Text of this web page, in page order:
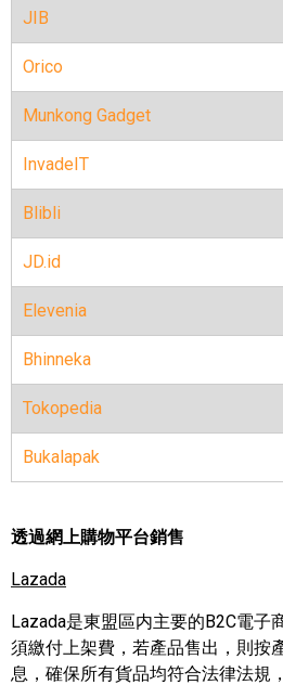
JIB
Orico
Munkong Gadget
InvadeIT
Blibli
JD.id
Elevenia
Bhinneka
Tokopedia
Bukalapak
透過網上購物平台銷售
Lazada
Lazada是東盟區内主要的B2C電子
須繳付上架費，若產品售出，則按
息，確保所有貨品均符合法律法規